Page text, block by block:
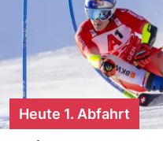
Heute 1. Abfahrt